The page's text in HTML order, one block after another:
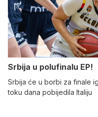
Srbija u polufinalu EP!
Srbija će u borbi za finale
toku dana pobijedila Italiju